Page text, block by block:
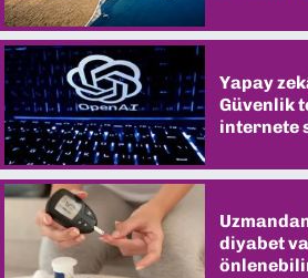
Yapay
Güvenlik
internete
diyabet